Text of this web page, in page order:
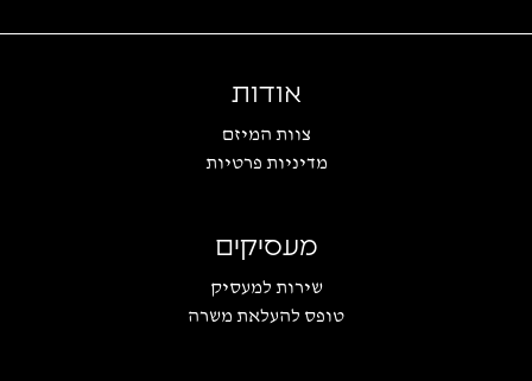
אודות
צוות המיזם
מדיניות פרטיות
מעסיקים
שירות למעסיק
טופס להעלאת משרה